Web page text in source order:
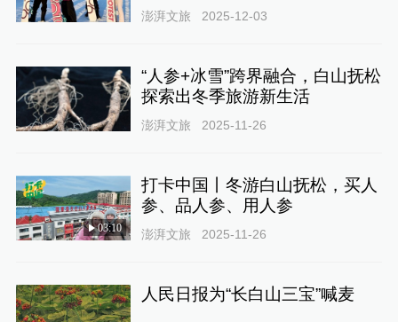
澎湃文旅 2025-12-03
“人参+冰雪”跨界融合，白山抚松
探索出冬季旅游新生活
澎湃文旅 2025-11-26
03:10
打卡中国丨冬游白山抚松，买人
参、品人参、用人参
澎湃文旅 2025-11-26
人民日报为“长白山三宝”喊麦